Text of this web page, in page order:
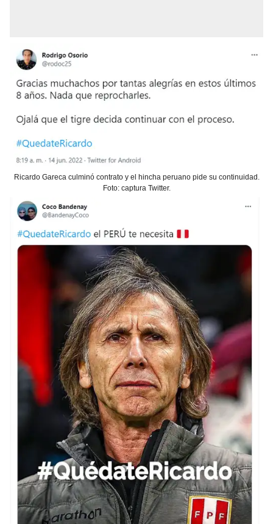
Ricardo Gareca culminó contrato y el hincha peruano pide su continuidad.
Foto: captura Twitter.